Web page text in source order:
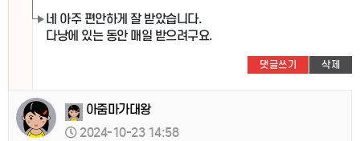
네 아주 편안하게 잘 받았습니다.
다낭에 있는 동안 매일 받으려구요.
댓글쓰기 삭제
아줌마가대왕
2024-10-23 14:58